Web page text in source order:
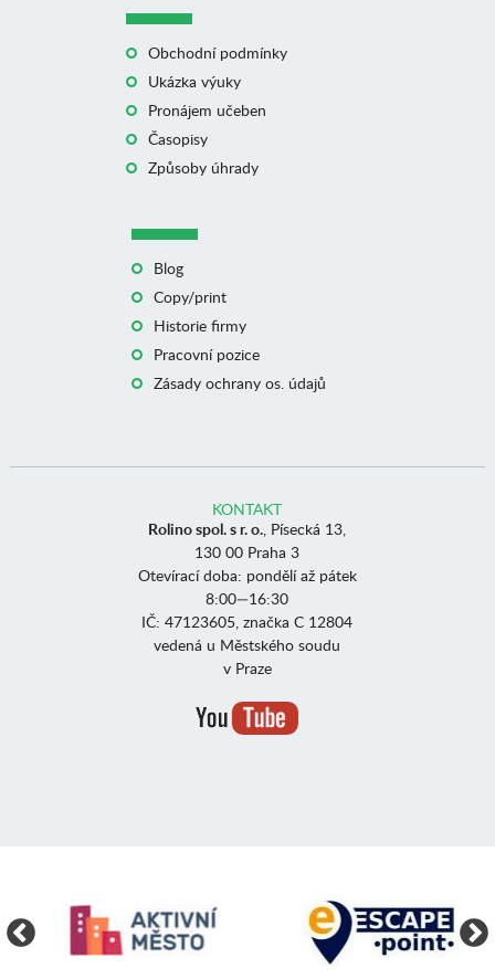
Obchodní podmínky
Ukázka výuky
Pronájem učeben
Časopisy
Způsoby úhrady
Blog
Copy/print
Historie firmy
Pracovní pozice
Zásady ochrany os. údajů
KONTAKT
Rolino spol. s r. o., Písecká 13,
130 00 Praha 3
Otevírací doba: pondělí až pátek
8:00—16:30
IČ: 47123605, značka C 12804
vedená u Městského soudu
v Praze